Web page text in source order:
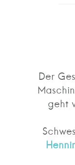
Der
geht